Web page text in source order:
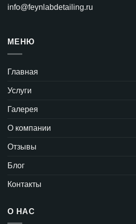
info@feynlabdetailing.ru
МЕНЮ
Главная
Услуги
Галерея
О компании
Отзывы
Блог
Контакты
О НАС